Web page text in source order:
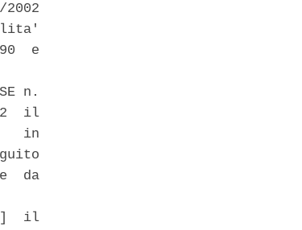
e
n.
il
in
da
il